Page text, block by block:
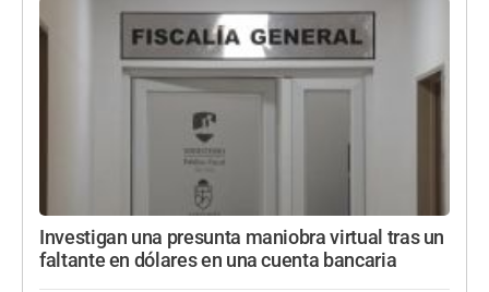
Investigan una presunta maniobra virtual tras un
faltante en dólares en una cuenta bancaria